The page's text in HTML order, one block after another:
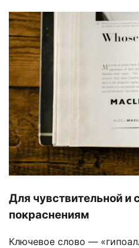
Для чувствительной и
покраснениям
Ключевое слово —